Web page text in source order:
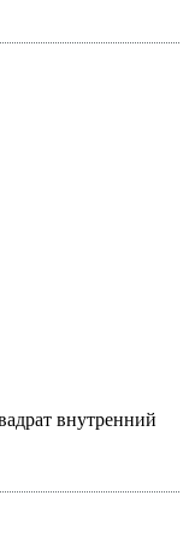
внутренний